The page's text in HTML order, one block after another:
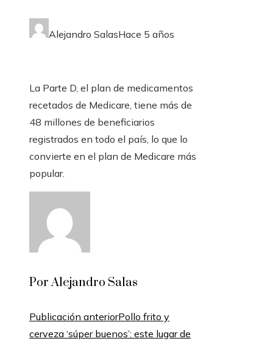
Alejandro SalasHace 5 años
La Parte D, el plan de medicamentos
recetados de Medicare, tiene más de
48 millones de beneficiarios
registrados en todo el país, lo que lo
convierte en el plan de Medicare más
popular.
Por Alejandro Salas
Publicación anteriorPollo frito y
cerveza ‘súper buenos’: este lugar de